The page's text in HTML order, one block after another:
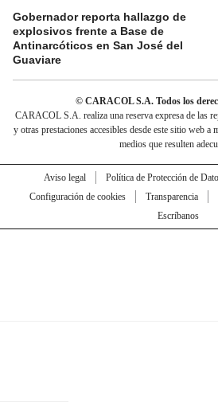
Gobernador reporta hallazgo de
explosivos frente a Base de
Antinarcóticos en San José del
Guaviare
© CARACOL S.A. Todos los
CARACOL S.A. realiza una reserva expresa de las
y otras prestaciones accesibles desde este sitio web a
medios que resulten
Aviso legal Política de Protección de
Configuración de cookies
Transparencia
Escríbanos